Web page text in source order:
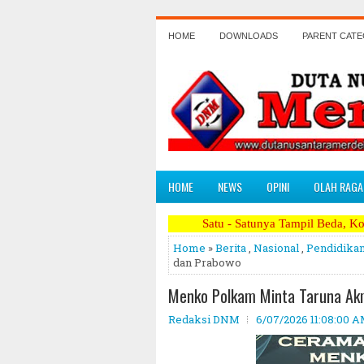
HOME DOWNLOADS PARENT
HOME NEWS OPINI OLAH RAGA
Satu - Satunya Tampil Beda, Koran Politik Paling
Home »Berita, Nasional,
dan Prabowo
Menko Polkam Minta Taruna
Redaksi DNM 6/07/2026 11:08:00